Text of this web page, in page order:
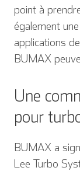
point à
également
applications
BUMAX
Une
pour
BUMAX a
Lee Turbo